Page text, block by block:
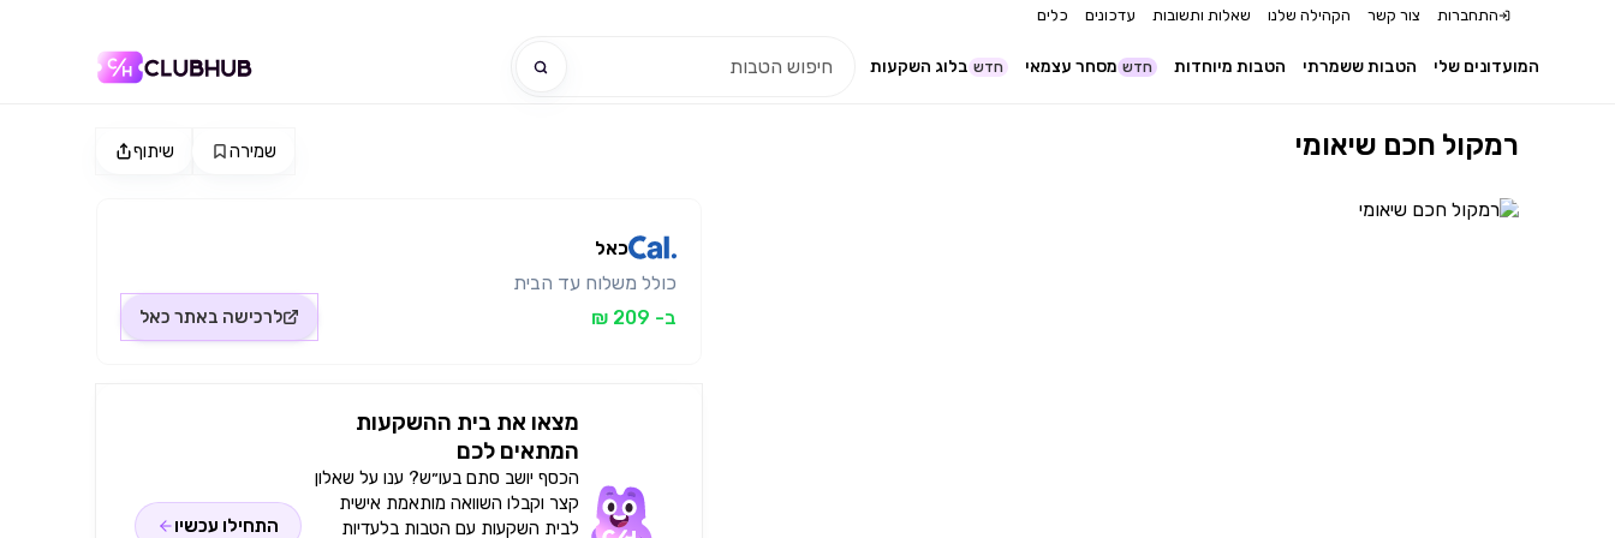
התחברות צור קשר הקהילה שלנו שאלות ותשובות עדכונים כלים
בלוג השקעות חדש מסחר עצמאי חדש הטבות מיוחדות הטבות ששמרתי המועדונים שלי
שיתוף שמירה רמקול חכם שיאומי
כאל
כולל משלוח עד הבית
ב- 209 ₪
לרכישה באתר כאל
מצאו את בית ההשקעות
המתאים לכם
הכסף יושב סתם בעו״ש? ענו על שאלון
קצר וקבלו השוואה מותאמת אישית
לבית השקעות עם הטבות בלעדיות
התחילו עכשיו